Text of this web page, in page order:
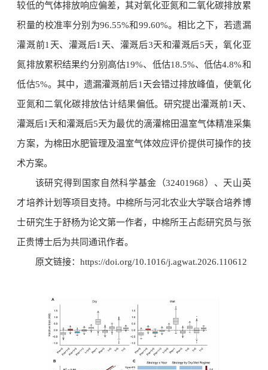
较低的气体排放响应偏差，其对氧化亚氮和二氧化碳排放累
积量的校准率分别为96.55%和99.60%。相比之下，若遗漏
灌溉前1天、灌溉后1天、灌溉后3天和灌溉后5天，氧化亚
氮排放累积结果约分别高估19%、低估18.5%、低估4.8%和
低估5%。其中，遗漏灌溉前后1天会错过排放峰值，使氧化
亚氮和二氧化碳排放估计结果偏低。研究提出灌溉前1天、
灌溉后1天和灌溉后5天为最优的滴灌棉田温室气体精准采集
方案，为棉田水肥管理及温室气体效应评价提供可操作的技
术方案。
该研究得到国家自然科学基金（32401968）、天山英
才培养计划等项目支持。中棉所与河北农业大学联合培养博
士研究生于舒杨为论文第一作者，中棉所王占彪研究员与张
正贵博士后为共同通讯作者。
原文链接：https://doi.org/10.1016/j.agwat.2026.110612